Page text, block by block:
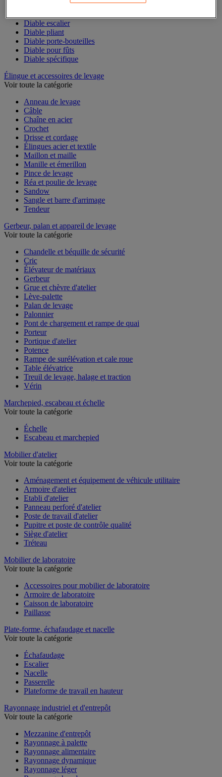
Diable aluminium et inox
Diable escalier
Diable pliant
Diable porte-bouteilles
Diable pour fûts
Diable spécifique
Élingue et accessoires de levage
Voir toute la catégorie
Anneau de levage
Câble
Chaîne en acier
Crochet
Drisse et cordage
Élingues acier et textile
Maillon et maille
Manille et émerillon
Pince de levage
Réa et poulie de levage
Sandow
Sangle et barre d'arrimage
Tendeur
Gerbeur, palan et appareil de levage
Voir toute la catégorie
Chandelle et béquille de sécurité
Cric
Élévateur de matériaux
Gerbeur
Grue et chèvre d'atelier
Lève-palette
Palan de levage
Palonnier
Pont de chargement et rampe de quai
Porteur
Portique d'atelier
Potence
Rampe de surélévation et cale roue
Table élévatrice
Treuil de levage, halage et traction
Vérin
Marchepied, escabeau et échelle
Voir toute la catégorie
Échelle
Escabeau et marchepied
Mobilier d'atelier
Voir toute la catégorie
Aménagement et équipement de véhicule utilitaire
Armoire d'atelier
Etabli d'atelier
Panneau perforé d'atelier
Poste de travail d'atelier
Pupitre et poste de contrôle qualité
Siège d'atelier
Tréteau
Mobilier de laboratoire
Voir toute la catégorie
Accessoires pour mobilier de laboratoire
Armoire de laboratoire
Caisson de laboratoire
Paillasse
Plate-forme, échafaudage et nacelle
Voir toute la catégorie
Échafaudage
Escalier
Nacelle
Passerelle
Plateforme de travail en hauteur
Rayonnage industriel et d'entrepôt
Voir toute la catégorie
Mezzanine d'entrepôt
Rayonnage à palette
Rayonnage alimentaire
Rayonnage dynamique
Rayonnage léger